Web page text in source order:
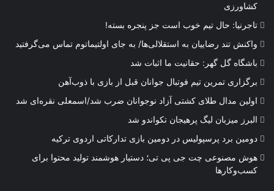
کشاورزی
تاجرنیا: حال تیم خوب است جز پنجره بسته!
واکنش تند رضاییان به استقلالی‌ها/ به جای اولتیماتوم تماس می‌گرفتید
باشگاه گل گهر: حقانیت ما اثبات شد
برگزاری تمرین تیم فوتبال جوانان قبل از بازی با ذوب‌آهن
اولین مدال طلای کشتی آزاد نوجوانان ضرب شد/اسمعلی نقره‌ای شد
البرز میزبان لیگ پرهیجان تکواندو شد
دومین برد پرسپولیس در دومین بازی تدارکاتی اردوی ترکیه
هوش مصنوعی چت جی پی تی؛ دستیار هوشمند تولید محتوا برای
کسب‌وکارها